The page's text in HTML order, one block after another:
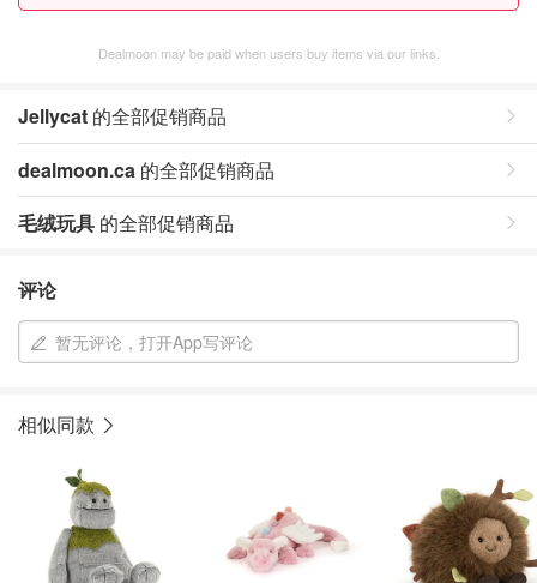
Dealmoon may be paid when users buy items via our links.
Jellycat 的全部促销商品
dealmoon.ca 的全部促销商品
毛绒玩具 的全部促销商品
评论
暂无评论，打开App写评论
相似同款